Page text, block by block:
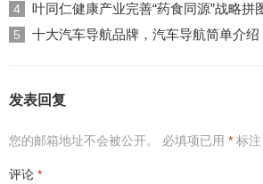
4 叶同仁健康产业完善“药食同源”战略拼
5 十大汽车导航品牌，汽车导航简单介绍
发表回复
您的邮箱地址不会被公开。 必填项已用 * 标注
评论 *